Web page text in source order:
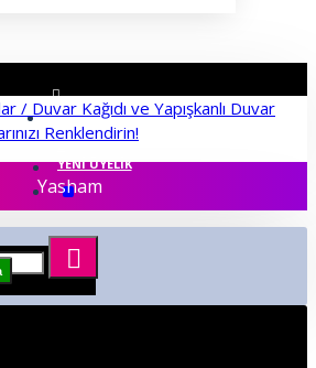
ÜYE GIRIŞI
YENI ÜYELIK
Yasham